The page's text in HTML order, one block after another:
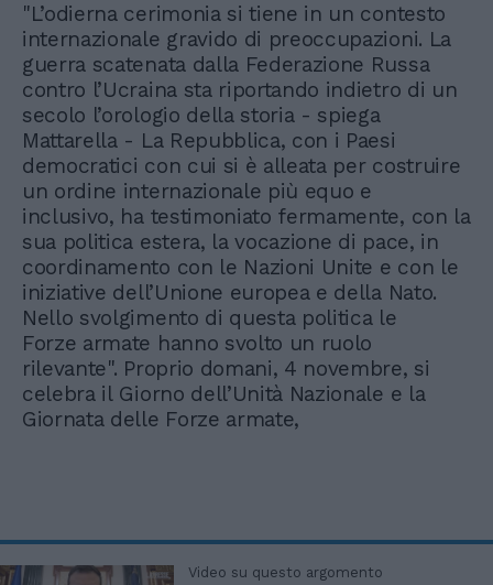
"L’odierna cerimonia si tiene in un contesto
internazionale gravido di preoccupazioni. La
guerra scatenata dalla Federazione Russa
contro l’Ucraina sta riportando indietro di un
secolo l’orologio della storia - spiega
Mattarella - La Repubblica, con i Paesi
democratici con cui si è alleata per costruire
un ordine internazionale più equo e
inclusivo, ha testimoniato fermamente, con la
sua politica estera, la vocazione di pace, in
coordinamento con le Nazioni Unite e con le
iniziative dell’Unione europea e della Nato.
Nello svolgimento di questa politica le
Forze armate hanno svolto un ruolo
rilevante". Proprio domani, 4 novembre, si
celebra il Giorno dell’Unità Nazionale e la
Giornata delle Forze armate,
Video su questo argomento